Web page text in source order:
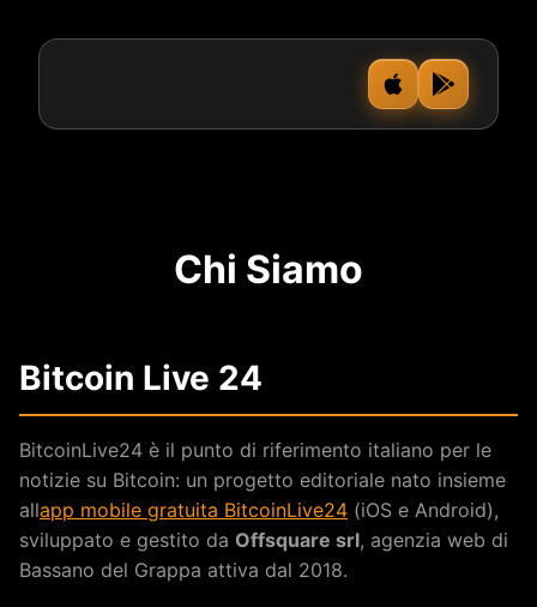
Chi Siamo
Bitcoin Live 24
BitcoinLive24 è il punto di riferimento italiano per le
notizie su Bitcoin: un progetto editoriale nato insieme
allapp mobile gratuita BitcoinLive24 (iOS e Android),
sviluppato e gestito da Offsquare srl, agenzia web di
Bassano del Grappa attiva dal 2018.